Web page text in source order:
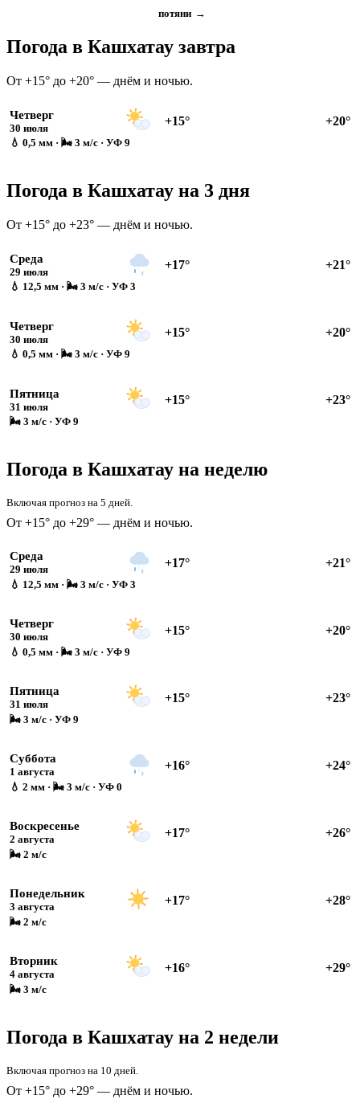
потяни →
Погода в Кашхатау завтра
От +15° до +20° — днём и ночью.
Четверг
30 июля +15° +20°
💧 0,5 мм · 🌬 3 м/с · УФ 9
Погода в Кашхатау на 3 дня
От +15° до +23° — днём и ночью.
Среда
29 июля +17° +21°
💧 12,5 мм · 🌬 3 м/с · УФ 3
Четверг
30 июля +15° +20°
💧 0,5 мм · 🌬 3 м/с · УФ 9
Пятница
31 июля +15° +23°
🌬 3 м/с · УФ 9
Погода в Кашхатау на неделю
Включая прогноз на 5 дней.
От +15° до +29° — днём и ночью.
Среда
29 июля +17° +21°
💧 12,5 мм · 🌬 3 м/с · УФ 3
Четверг
30 июля +15° +20°
💧 0,5 мм · 🌬 3 м/с · УФ 9
Пятница
31 июля +15° +23°
🌬 3 м/с · УФ 9
Суббота
1 августа +16° +24°
💧 2 мм · 🌬 3 м/с · УФ 0
Воскресенье
2 августа +17° +26°
🌬 2 м/с
Понедельник
3 августа +17° +28°
🌬 2 м/с
Вторник
4 августа +16° +29°
🌬 3 м/с
Погода в Кашхатау на 2 недели
Включая прогноз на 10 дней.
От +15° до +29° — днём и ночью.